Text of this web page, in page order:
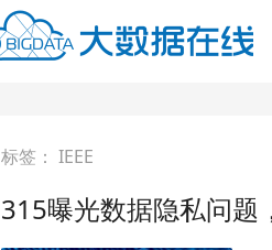
标签： IEEE
315曝光数据隐私问题